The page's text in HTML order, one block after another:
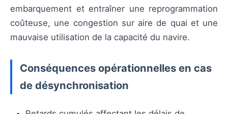
embarquement et entraîner une reprogrammation
coûteuse, une congestion sur aire de quai et une
mauvaise utilisation de la capacité du navire.
Conséquences opérationnelles en cas
de désynchronisation